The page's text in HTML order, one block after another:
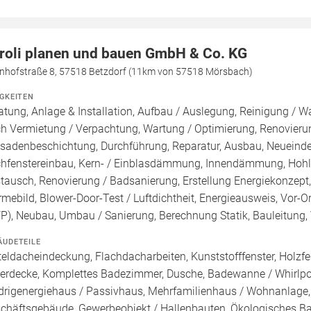
planen und bauen GmbH & Co. KG
8, 57518 Betzdorf (11km von 57518 Mörsbach)
Anlage & Installation, Aufbau / Auslegung, Reinigung /
Vermietung / Verpachtung, Wartung / Optimierung,
Durchführung, Reparatur, Ausbau,
Kern- / Einblasdämmung, Innendämmung,
Renovierung / Badsanierung, Erstellung
Blower-Door-Test / Luftdichtheit, Energieausweis, Vor-
Neubau, Umbau / Sanierung, Berechnung Statik,
Flachdacharbeiten, Kunststofffenster,
Komplettes Badezimmer, Dusche, Badewanne /
/ Passivhaus, Mehrfamilienhaus /